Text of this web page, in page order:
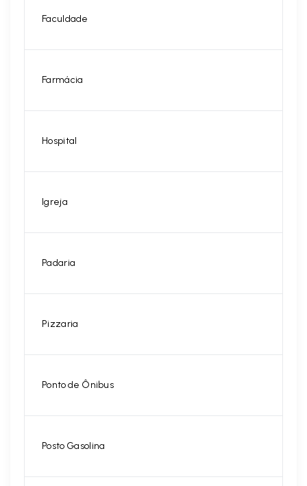
Faculdade
Farmácia
Hospital
Igreja
Padaria
Pizzaria
Ponto de Ônibus
Posto Gasolina